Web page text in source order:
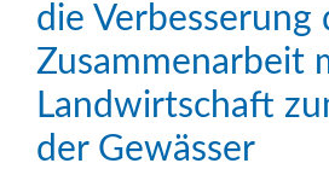
die Verbesserung
Zusammenarbeit
Landwirtschaft
der Gewässer